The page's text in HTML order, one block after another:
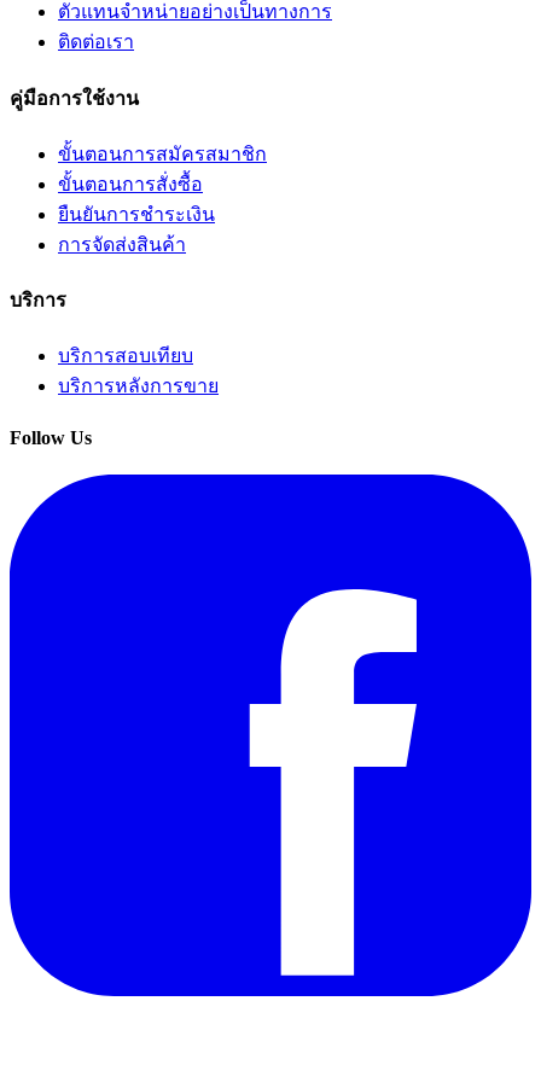
ตัวแทนจำหน่ายอย่างเป็นทางการ
ติดต่อเรา
คู่มือการใช้งาน
ขั้นตอนการสมัครสมาชิก
ขั้นตอนการสั่งซื้อ
ยืนยันการชำระเงิน
การจัดส่งสินค้า
บริการ
บริการสอบเทียบ
บริการหลังการขาย
Follow Us